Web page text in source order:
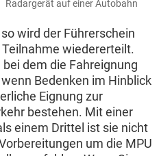
Radargerät auf einer Autobahn
wird der Führerschein
wiedererteilt.
dem die Fahreignung
Bedenken im Hinblick
Eignung zur
bestehen. Mit einer
einem Drittel ist sie nicht
um die MPU